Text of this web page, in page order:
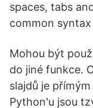
spaces, tabs
common
Mohou být
do jiné funkce.
slajdů je
Python'u jsou